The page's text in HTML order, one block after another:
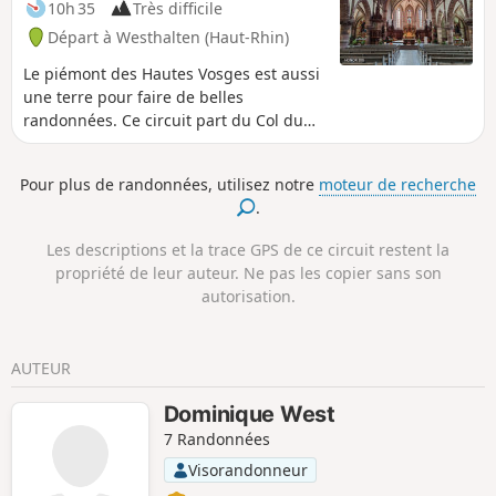
La quasi-totalité du parcours se fait en forêt. Seul le dernier
quart est à découvert dans les vignes.
10h 35
Très difficile
Départ à Westhalten (Haut-Rhin)
Le piémont des Hautes Vosges est aussi
une terre pour faire de belles
randonnées. Ce circuit part du Col du
Neuland et va jusqu'à Eguisheim en
est totalement forestière. Elle permet de
que par les carrières de Gueberschwihr.
Le circuit passe ensuite par Husseren-
les-Châteaux avant de grimper vers les
avant de descendre en lacets vers les
ruines du Hagueneck. Après le château,
la suite du parcours est totalement à
découvert et traverse les faubourgs du
village d'Eguisheim puis les villages
Pour plus de randonnées, utilisez notre moteur de recherche
.
Les descriptions et la trace GPS de ce circuit restent la
propriété de leur auteur. Ne pas les copier sans son
autorisation.
AUTEUR
Dominique West
7 Randonnées
Visorandonneur